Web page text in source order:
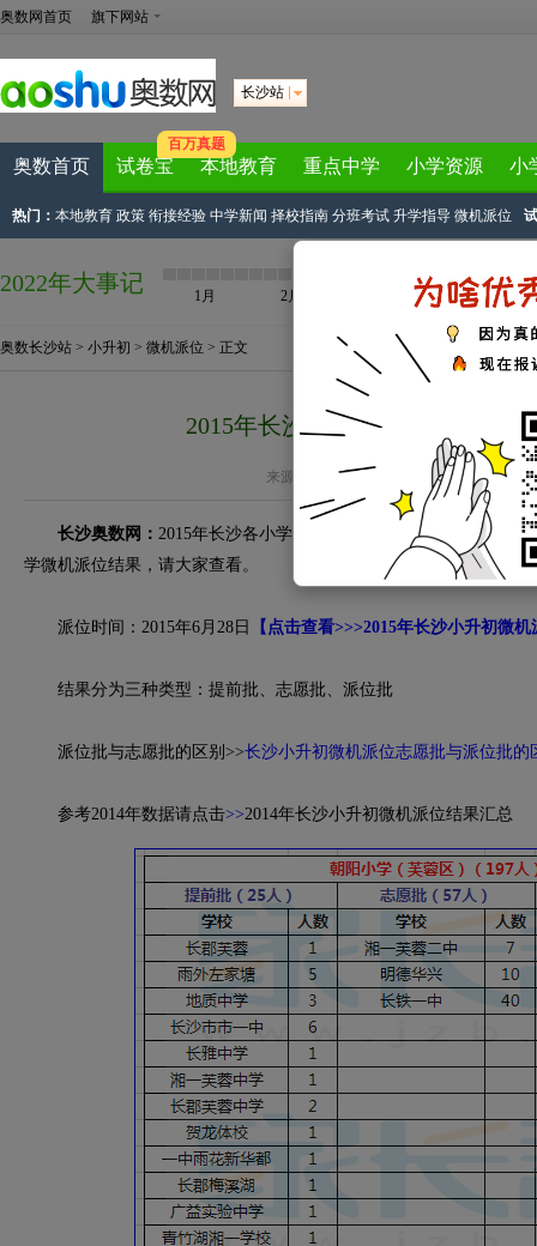
奥数网首页 旗下网站
长沙站
奥数首页 试卷宝
百万真题
本地教育 重点中学 小学资源 小
热门： 本地教育 政策 衔接经验 中学新闻 择校指南 分班考试 升学指导 微机派位
2022年大事记 1月 2月 4月
奥数长沙站 > 小升初 > 微机派位 > 正文
2015年长沙芙蓉区朝阳小学小升
来源： 长沙奥数网 作者：v沫陌v 2015-
长沙奥数网： 2015年长沙各小学小升初微机派位录取结果已经
学微机派位结果，请大家查看。
派位时间：2015年6月28日 【点击查看>>>2015年长沙小升初微
结果分为三种类型：提前批、志愿批、派位批
派位批与志愿批的区别>>长沙小升初微机派位志愿批与派位批的
参考2014年数据请点击>>2014年长沙小升初微机派位结果汇总